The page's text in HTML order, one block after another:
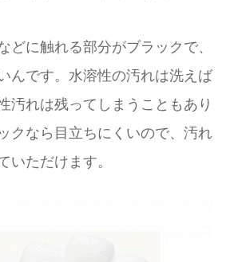
どに触れる部分がブラックで、
んです。水溶性の汚れは洗えば
汚れは残ってしまうこともあり
クなら目立ちにくいので、汚れ
いただけます。